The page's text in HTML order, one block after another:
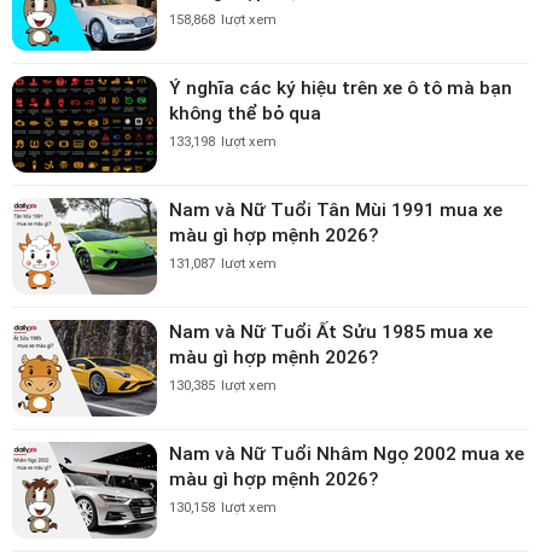
158,868 lượt xem
Ý nghĩa các ký hiệu trên xe ô tô mà bạn
không thể bỏ qua
133,198 lượt xem
Nam và Nữ Tuổi Tân Mùi 1991 mua xe
màu gì hợp mệnh 2026?
131,087 lượt xem
Nam và Nữ Tuổi Ất Sửu 1985 mua xe
màu gì hợp mệnh 2026?
130,385 lượt xem
Nam và Nữ Tuổi Nhâm Ngọ 2002 mua xe
màu gì hợp mệnh 2026?
130,158 lượt xem